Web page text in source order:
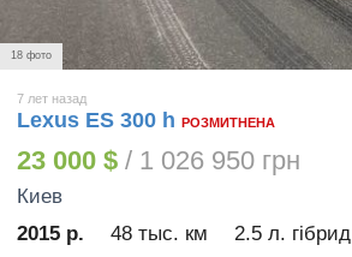
18 фото
7 лет назад
Lexus ES 300 h РОЗМИТНЕНА
23 000 $ / 1 026 950 грн
Киев
2015 р.
48 тыс. км 2.5 л. гібрид